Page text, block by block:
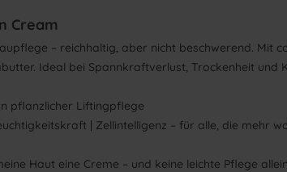
Cream
– reichhaltig, aber nicht beschwerend. Mit
Ideal bei Spannkraftverlust, Trockenheit und
pflanzlicher Liftingpflege
| Zellintelligenz – für alle, die mehr
Haut eine Creme – und keine leichte Pflege